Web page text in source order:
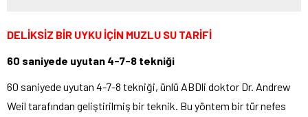
DELİKSİZ BİR UYKU İÇİN MUZLU SU TARİFİ
60 saniyede uyutan 4-7-8 tekniği
60 saniyede uyutan 4-7-8 tekniği, ünlü ABDli doktor Dr. Andrew
Weil tarafından geliştirilmiş bir teknik. Bu yöntem bir tür nefes